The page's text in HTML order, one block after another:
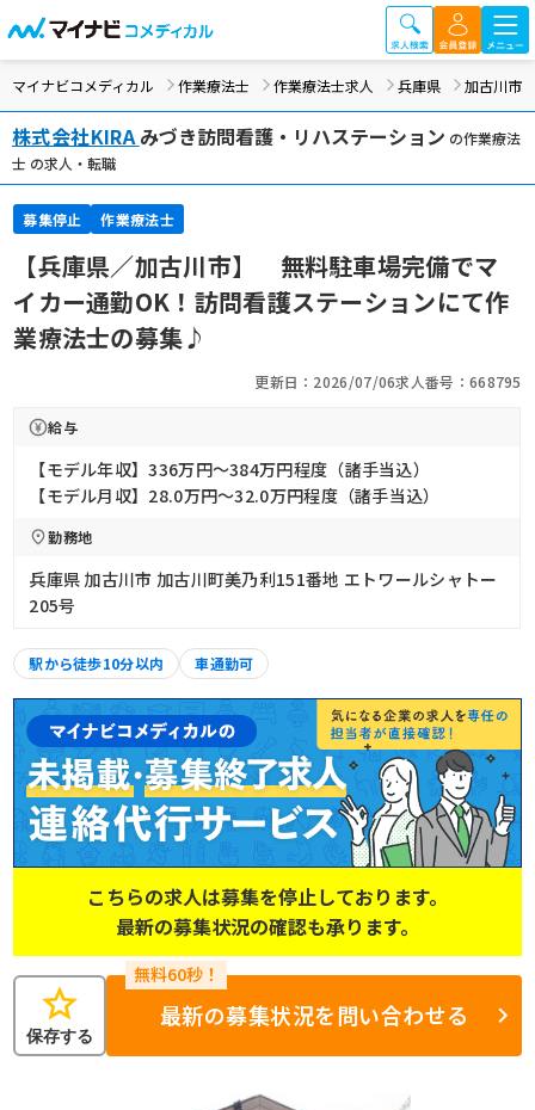
マイナビコメディカル 作業療法士 作業療法士求人 兵庫県 加古川市
株式会社KIRAみづき訪問看護・リハステーション の作業療法
士 の求人・転職
募集停止 作業療法士
【兵庫県／加古川市】 無料駐車場完備でマ
イカー通勤OK！訪問看護ステーションにて作
業療法士の募集♪
更新日：2026/07/06求人番号：668795
給与
【モデル年収】336万円〜384万円程度（諸手当込）
【モデル月収】28.0万円〜32.0万円程度（諸手当込）
勤務地
兵庫県 加古川市 加古川町美乃利151番地 エトワールシャトー
205号
駅から徒歩10分以内 車通勤可
こちらの求人は募集を停止しております。
最新の募集状況の確認も承ります。
star
保存する
最新の募集状況を問い合わせる